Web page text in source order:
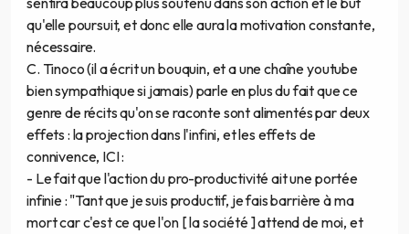
qu'elle poursuit, et donc elle aura la motivation constante,
nécessaire.
C. Tinoco (il a écrit un bouquin, et a une chaîne youtube
bien sympathique si jamais) parle en plus du fait que ce
genre de récits qu'on se raconte sont alimentés par deux
effets : la projection dans l'infini, et les effets de
connivence, ICI :
- Le fait que l'action du pro-productivité ait une portée
infinie : "Tant que je suis productif, je fais barrière à ma
mort car c'est ce que l'on [ la société ] attend de moi, et